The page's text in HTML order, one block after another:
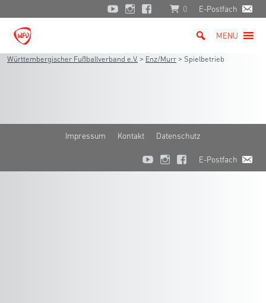
0 E-Postfach
MENU
Württembergischer Fußballverband e.V. > Enz/Murr > Spielbetrieb
Impressum Kontakt Datenschutz
E-Postfach